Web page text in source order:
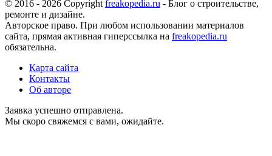
© 2016 - 2026 Copyright freakopedia.ru - Блог о строительстве,
ремонте и дизайне.
Авторское право. При любом использовании материалов
сайта, прямая активная гиперссылка на freakopedia.ru
обязательна.
Карта сайта
Контакты
Об авторе
Заявка успешно отправлена.
Мы скоро свяжемся с вами, ожидайте.